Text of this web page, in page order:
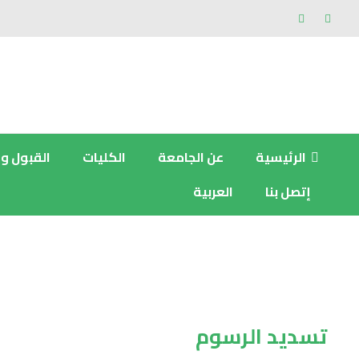
الرئيسية عن الجامعة الكليات
القبول
إتصل بنا
العربية
تسديد الرسوم